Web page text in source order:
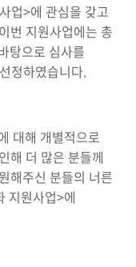
업>에 관심을 갖고
번 지원사업에는 총
탕으로 심사를
정하였습니다.
대해 개별적으로
해 더 많은 분들께
해주신 분들의 너른
지원사업>에